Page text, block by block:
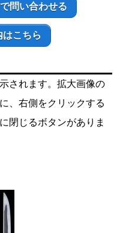
問い合わせる
こちら
されます。拡大画像の
、右側をクリックする
閉じるボタンがありま